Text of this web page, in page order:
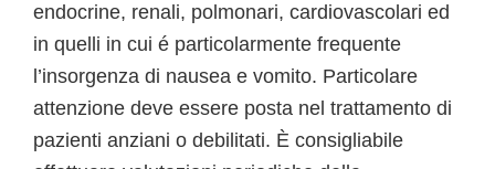
endocrine, renali, polmonari, cardiovascolari ed
in quelli in cui é particolarmente frequente
l’insorgenza di nausea e vomito. Particolare
attenzione deve essere posta nel trattamento di
pazienti anziani o debilitati. È consigliabile